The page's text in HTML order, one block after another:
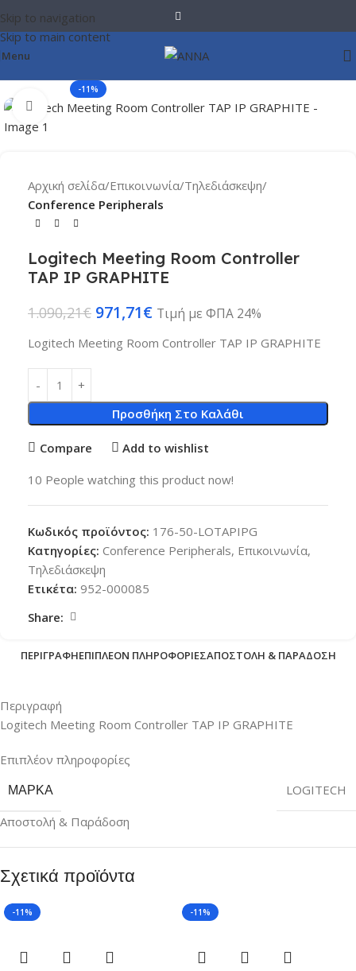
Skip to navigation
Skip to main content
Menu
-11%
Click to enlarge
Αρχική σελίδα Επικοινωνία Τηλεδιάσκεψη
Conference Peripherals
Logitech Meeting Room Controller
TAP IP GRAPHITE
1.090,21€ 971,71€ Τιμή με ΦΠΑ 24%
Logitech Meeting Room Controller TAP IP GRAPHITE
Προσθήκη Στο Καλάθι
Compare Add to wishlist
10 People watching this product now!
Κωδικός προϊόντος: 176-50-LOTAPIPG
Κατηγορίες: Conference Peripherals, Επικοινωνία,
Τηλεδιάσκεψη
Ετικέτα: 952-000085
Share:
ΠΕΡΙΓΡΑΦΉΕΠΙΠΛΈΟΝ ΠΛΗΡΟΦΟΡΊΕΣΑΠΟΣΤΟΛΉ & ΠΑΡΆΔΟΣΗ
Περιγραφή
Logitech Meeting Room Controller TAP IP GRAPHITE
Επιπλέον πληροφορίες
ΜΆΡΚΑ
LOGITECH
Αποστολή & Παράδοση
Σχετικά προϊόντα
-11% -11%